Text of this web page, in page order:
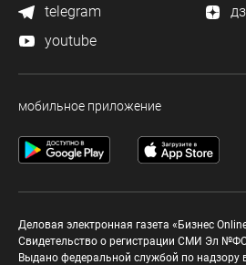
telegram
youtube
мобильное приложение
Деловая электронная газета «Бизнес
Свидетельство о регистрации СМИ Эл
Выдано федеральной службой по надзору